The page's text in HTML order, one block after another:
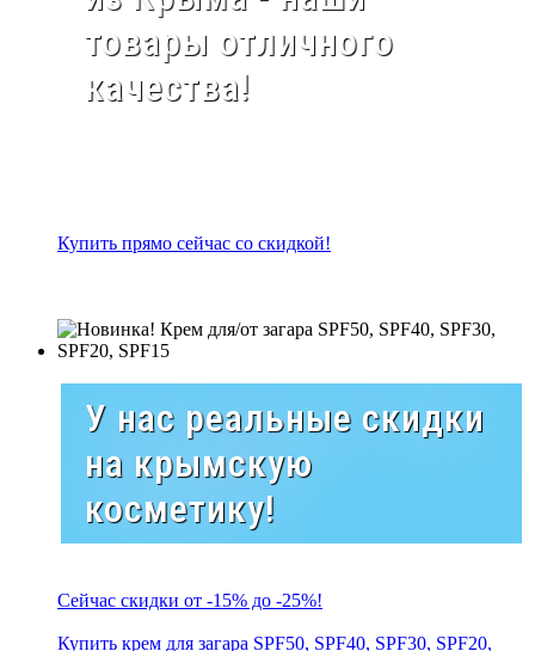
товары отличного
качества!
Купить прямо сейчас со скидкой!
У нас реальные скидки
на крымскую
косметику!
Сейчас скидки от -15% до -25%!
Купить крем для загара SPF50, SPF40, SPF30, SPF20,